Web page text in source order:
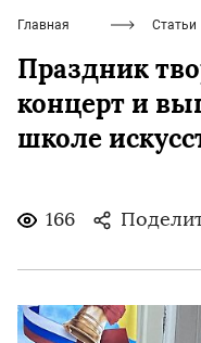
Главная Статьи
Праздник
концерт и
школе
166